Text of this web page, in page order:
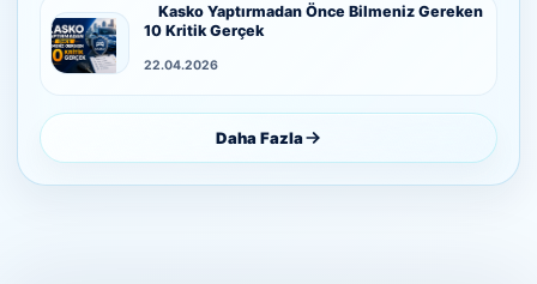
Kasko Yaptırmadan Önce Bilmeniz Gereken
10 Kritik Gerçek
22.04.2026
Daha Fazla